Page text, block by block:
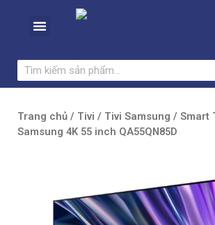
Trang chủ / Tivi / Tivi Samsung / Smart
Samsung 4K 55 inch QA55QN85D